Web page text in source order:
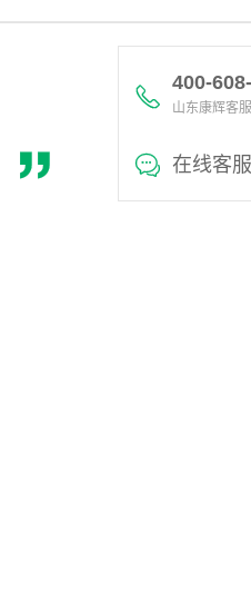
400-
山东康辉客
在线客服